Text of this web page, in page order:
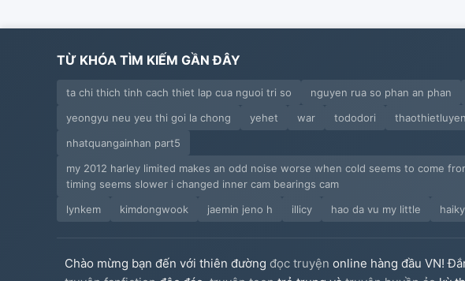
TỪ KHÓA TÌM KIẾM GẦN ĐÂY
ta chi thich tinh cach thiet lap cua nguoi tri so nguyen rua so phan an phan
yeongyu neu yeu thi goi la chong
yehet war tododori thaothietluyen
nhatquangainhan part5
my 2012 harley limited makes an odd noise worse when cold seems to come
timing seems slower i changed inner cam bearings cam
lynkem
kimdongwook jaemin jeno h illicy hao da vu my little
Chào mừng bạn đến với thiên đường đọc truyện online hàng đầu VN!